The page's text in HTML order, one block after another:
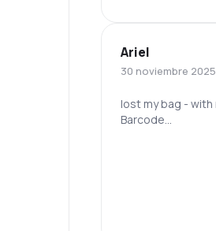
Ariel
30 noviembre 2025
lost my bag -
Barcode...